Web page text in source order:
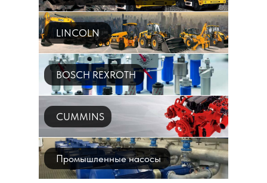
LINCOLN
BOSCH REXROTH
CUMMINS
Промышленные насосы